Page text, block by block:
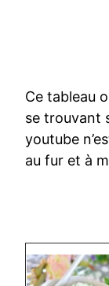
Ce tableau
se trouvant
youtube
au fur et à